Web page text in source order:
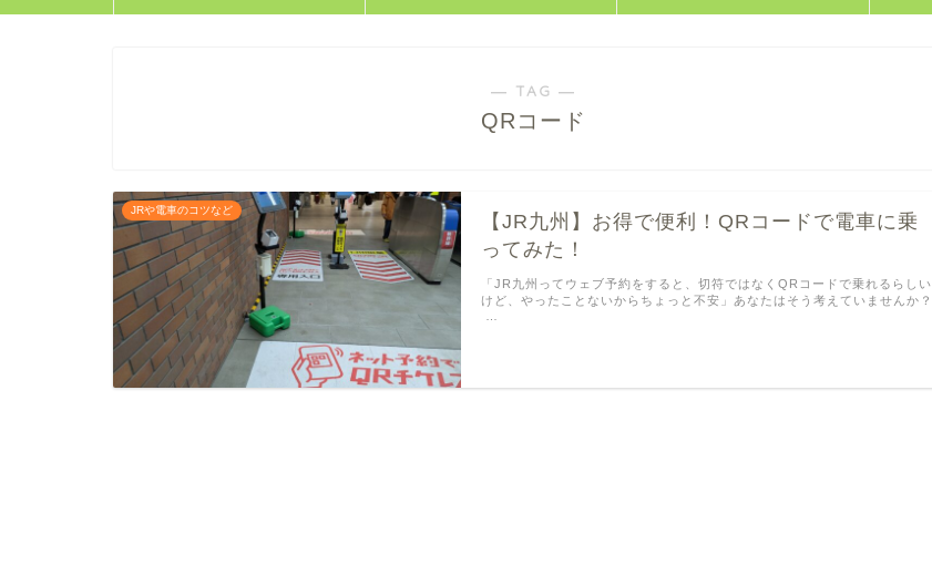
― TAG ―
QRコード
JRや電車のコツなど
【JR九州】お得で便利！QRコードで電車に乗
ってみた！
「JR九州ってウェブ予約をすると、切符ではなくQRコードで乗れるらしい
けど、やったことないからちょっと不安」あなたはそう考えていませんか？